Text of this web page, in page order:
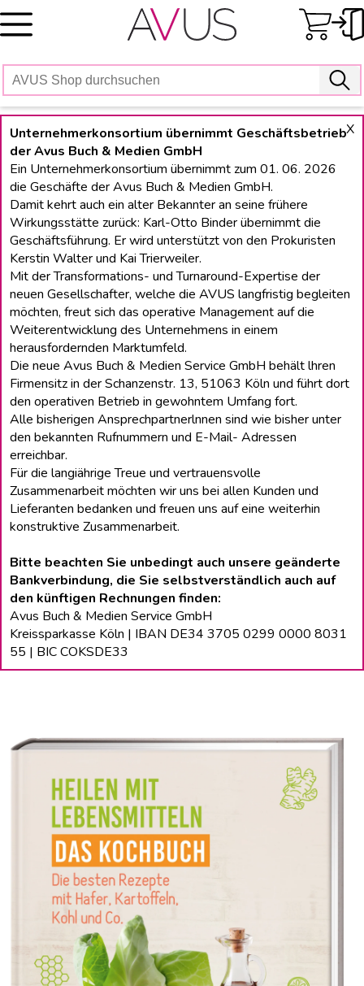
Skip
to
X
Unternehmerkonsortium übernimmt Geschäftsbetrieb
der Avus Buch & Medien GmbH
Ein Unternehmerkonsortium übernimmt zum 01. 06. 2026
die Geschäfte der Avus Buch & Medien GmbH.
Damit kehrt auch ein alter Bekannter an seine frühere
Wirkungsstätte zurück: Karl-Otto Binder übernimmt die
Geschäftsführung. Er wird unterstützt von den Prokuristen
Kerstin Walter und Kai Trierweiler.
Mit der Transformations- und Turnaround-Expertise der
neuen Gesellschafter, welche die AVUS langfristig begleiten
möchten, freut sich das operative Management auf die
Weiterentwicklung des Unternehmens in einem
herausfordernden Marktumfeld.
Die neue Avus Buch & Medien Service GmbH behält lhren
Firmensitz in der Schanzenstr. 13, 51063 Köln und führt dort
den operativen Betrieb in gewohntem Umfang fort.
Alle bisherigen Ansprechpartnerlnnen sind wie bisher unter
den bekannten Rufnummern und E-Mail- Adressen
erreichbar.
Für die langiährige Treue und vertrauensvolle
Zusammenarbeit möchten wir uns bei allen Kunden und
Lieferanten bedanken und freuen uns auf eine weiterhin
konstruktive Zusammenarbeit.
Bitte beachten Sie unbedingt auch unsere geänderte
Bankverbindung, die Sie selbstverständlich auch auf
den künftigen Rechnungen finden:
Avus Buch & Medien Service GmbH
Kreissparkasse Köln | IBAN DE34 3705 0299 0000 8031
55 | BIC COKSDE33